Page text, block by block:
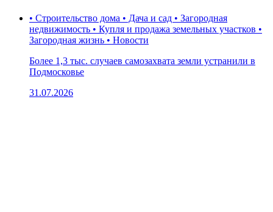
• Строительство дома • Дача и сад • Загородная
недвижимость • Купля и продажа земельных участков •
Загородная жизнь • Новости
Более 1,3 тыс. случаев самозахвата земли устранили в
Подмосковье
31.07.2026